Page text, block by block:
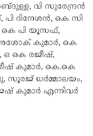
വി സുരേന്ദ്രൻ
പി ദിനേശൻ, കെ സി
കെ പി യൂസഫ്,
അശോക് കുമാർ, കെ
ഒ കെ രജീഷ്,
കുമാർ, കെ.കെ
സൂരജ് ധർമ്മാലയം,
കുമാർ എന്നിവർ